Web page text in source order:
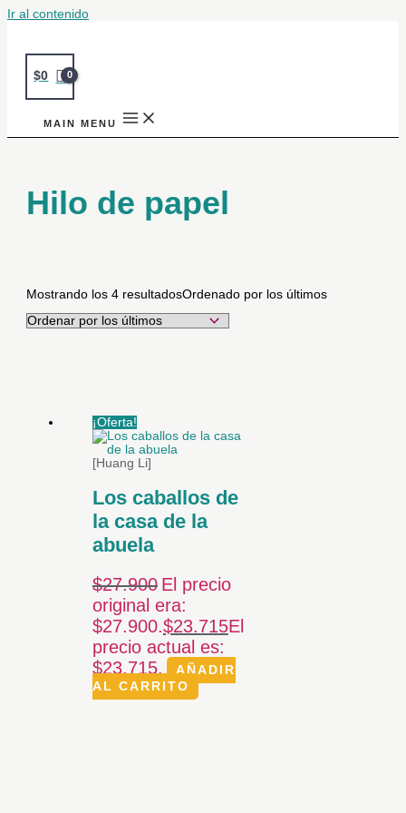
Ir al contenido
$0
MAIN MENU
Hilo de papel
Mostrando los 4 resultadosOrdenado por los últimos
¡Oferta!
[Huang Li]
Los caballos de
la casa de la
abuela
$27.900 El precio
original era:
$27.900.$23.715El
precio actual es:
$23.715.
AÑADIR
AL CARRITO